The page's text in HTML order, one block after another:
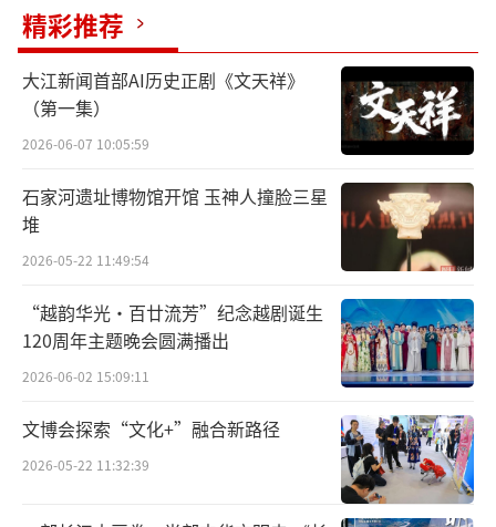
昆山戏曲百戏博物馆外景。以上图片均为
昆山市融媒体中心提供
核心阅读
昆山作为“百戏之祖”昆曲的发源地，举
办了6届戏曲百戏（昆山）盛典。一个个戏曲传
播平台在昆山涌现，乡镇建起惠民剧场，村里
搭起百姓戏台，“雅到极致”的昆曲已融入昆
山人的日常生活。到昆山追戏，在昆山演戏，
精彩推荐
大江新闻首部AI历史正剧《文天祥》
（第一集）
2026-06-07 10:05:59
石家河遗址博物馆开馆 玉神人撞脸三星
堆
2026-05-22 11:49:54
“越韵华光·百廿流芳”纪念越剧诞生
120周年主题晚会圆满播出
2026-06-02 15:09:11
文博会探索“文化+”融合新路径
2026-05-22 11:32:39